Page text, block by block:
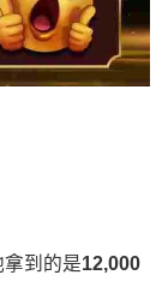
拿到的是12,000